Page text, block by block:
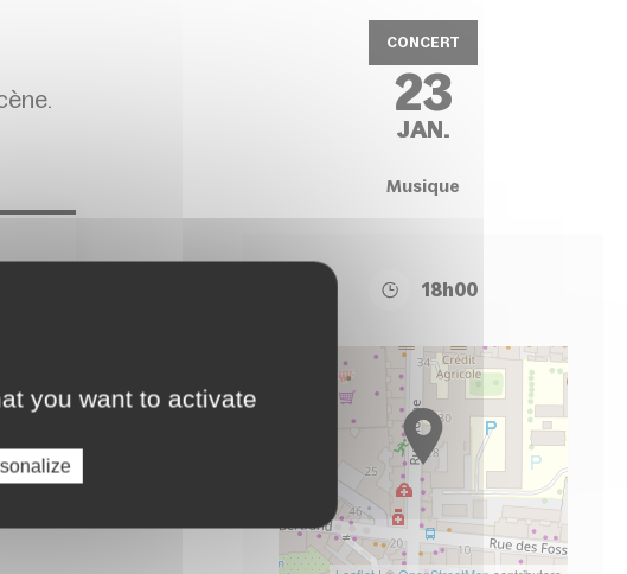
CONCERT
23
JAN.
Musique
18h00
you want to activate